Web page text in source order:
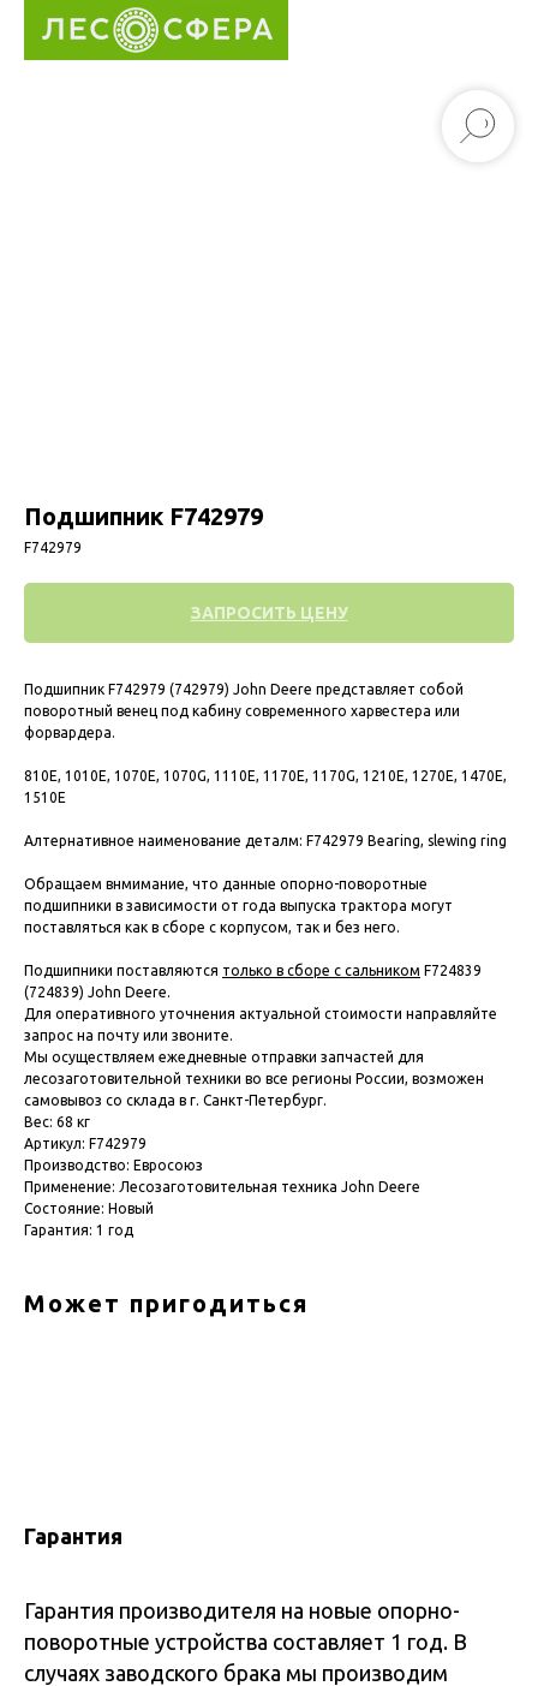
Подшипник F742979
F742979
ЗАПРОСИТЬ ЦЕНУ
Подшипник F742979 (742979) John Deere представляет собой
поворотный венец под кабину современного харвестера или
форвардера.
810E, 1010E, 1070E, 1070G, 1110E, 1170E, 1170G, 1210E, 1270E, 1470E,
1510E
Алтернативное наименование деталм: F742979 Bearing, slewing ring
Обращаем внмимание, что данные опорно-поворотные
подшипники в зависимости от года выпуска трактора могут
поставляться как в сборе с корпусом, так и без него.
Подшипники поставляются только в сборе с сальником F724839
(724839) John Deere.
Для оперативного уточнения актуальной стоимости направляйте
запрос на почту или звоните.
Мы осуществляем ежедневные отправки запчастей для
лесозаготовительной техники во все регионы России, возможен
самовывоз со склада в г. Санкт-Петербург.
Вес: 68 кг
Артикул: F742979
Производство: Евросоюз
Применение: Лесозаготовительная техника John Deere
Состояние: Новый
Гарантия: 1 год
Может пригодиться
Гарантия
Гарантия производителя на новые опорно-
поворотные устройства составляет 1 год. В
случаях заводского брака мы производим